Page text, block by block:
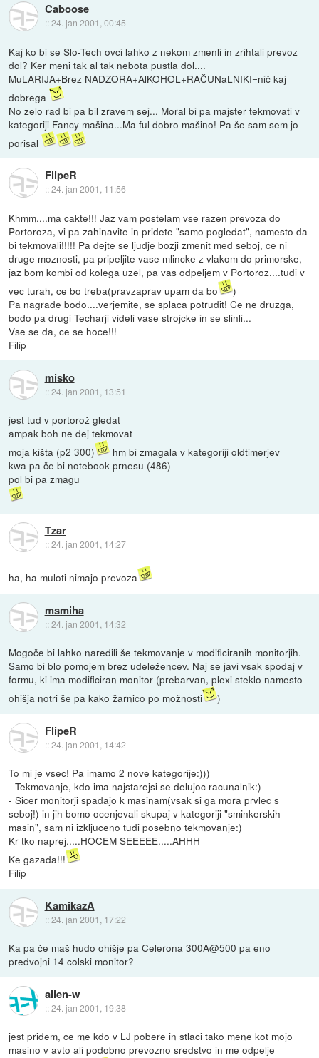
Caboose
::24. jan 2001, 00:45
Kaj ko bi se Slo-Tech ovci lahko z nekom zmenli in zrihtali prevoz
dol? Ker meni tak al tak nebota pustla dol....
MuLARIJA+Brez NADZORA+AlKOHOL+RAČUNaLNIKI=nič kaj
dobrega
No zelo rad bi pa bil zravem sej... Moral bi pa majster tekmovati v
kategoriji Fancy mašina...Ma ful dobro mašino! Pa še sam sem jo
porisal
FlipeR
::24. jan 2001, 11:56
Khmm....ma cakte!!! Jaz vam postelam vse razen prevoza do
Portoroza, vi pa zahinavite in pridete "samo pogledat", namesto da
bi tekmovali!!!!! Pa dejte se ljudje bozji zmenit med seboj, ce ni
druge moznosti, pa pripeljite vase mlincke z vlakom do primorske,
jaz bom kombi od kolega uzel, pa vas odpeljem v Portoroz....tudi v
vec turah, ce bo treba(pravzaprav upam da bo
)
Pa nagrade bodo....verjemite, se splaca potrudit! Ce ne druzga,
bodo pa drugi Techarji videli vase strojcke in se slinli...
Vse se da, ce se hoce!!!
Filip
misko
::24. jan 2001, 13:51
jest tud v portorož gledat
ampak boh ne dej tekmovat
moja kišta (p2 300)
hm bi zmagala v kategoriji oldtimerjev
kwa pa če bi notebook prnesu (486)
pol bi pa zmagu
Tzar
::24. jan 2001, 14:27
ha, ha muloti nimajo prevoza
msmiha
::24. jan 2001, 14:32
Mogoče bi lahko naredili še tekmovanje v modificiranih monitorjih.
Samo bi blo pomojem brez udeležencev. Naj se javi vsak spodaj v
formu, ki ima modificiran monitor (prebarvan, plexi steklo namesto
ohišja notri še pa kako žarnico po možnosti
)
FlipeR
::24. jan 2001, 14:42
To mi je vsec! Pa imamo 2 nove kategorije:)))
- Tekmovanje, kdo ima najstarejsi se delujoc racunalnik:)
- Sicer monitorji spadajo k masinam(vsak si ga mora prvlec s
seboj!) in jih bomo ocenjevali skupaj v kategoriji "sminkerskih
masin", sam ni izkljuceno tudi posebno tekmovanje:)
Kr tko naprej.....HOCEM SEEEEE.....AHHH
Ke gazada!!!
Filip
KamikazA
::24. jan 2001, 17:22
Ka pa če maš hudo ohišje pa Celerona 300A@500 pa eno
predvojni 14 colski monitor?
alien-w
::24. jan 2001, 19:38
jest pridem, ce me kdo v LJ pobere in stlaci tako mene kot mojo
masino v avto ali podobno prevozno sredstvo in me odpelje